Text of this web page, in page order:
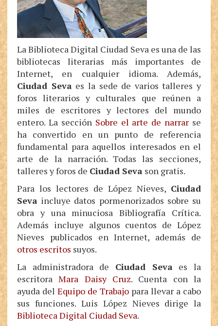
La Biblioteca Digital Ciudad Seva es una de las
bibliotecas literarias más importantes de
Internet, en cualquier idioma. Además,
Ciudad Seva es la sede de varios talleres y
foros literarios y culturales que reúnen a
miles de escritores y lectores del mundo
entero. La sección Sobre el arte de narrar se
ha convertido en un punto de referencia
fundamental para aquellos interesados en el
arte de la narración. Todas las secciones,
talleres y foros de Ciudad Seva son gratis.
Para los lectores de López Nieves, Ciudad
Seva incluye datos pormenorizados sobre su
obra y una minuciosa Bibliografía Crítica.
Además incluye algunos cuentos de López
Nieves publicados en Internet, además de
otros escritos suyos.
La administradora de Ciudad Seva es la
escritoraMara Daisy Cruz. Cuenta con la
ayuda del Equipo de Trabajo para llevar a cabo
sus funciones. LuisLópez Nieves dirige la
Biblioteca Digital Ciudad Seva.